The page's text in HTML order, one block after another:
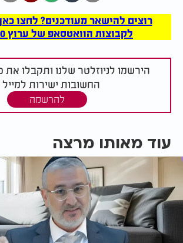
רוצים להישאר מעודכנים? לחצו
לקבוצות הוואטסאפ של ערוץ 2000 >>>
הירשמו לניוזלטר שלנו ותקבלו
החשובות ישירות למייל
להרשמה
עוד מאותו מרצה